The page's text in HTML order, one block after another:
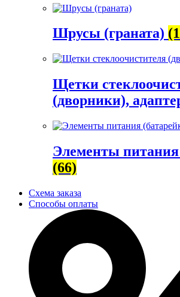
Шрусы (граната)
Щетки
(дворники),
Элементы питания
(66)
Схема заказа
Способы оплаты